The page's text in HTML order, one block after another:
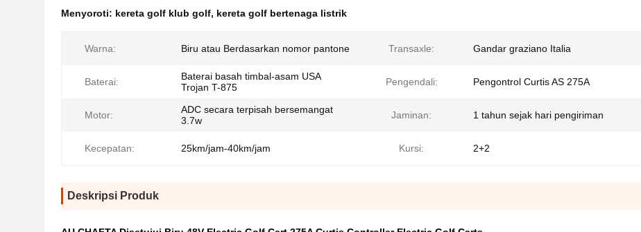
Menyoroti: kereta golf klub golf, kereta golf bertenaga listrik
Warna: Biru atau Berdasarkan nomor pantone Transaxle: Gandar graziano Italia
Baterai:
Baterai basah timbal-asam USA
Trojan T-875
Pengendali: Pengontrol Curtis AS 275A
Motor:
ADC secara terpisah bersemangat
3.7w
Jaminan: 1 tahun sejak hari pengiriman
Kecepatan: 25km/jam-40km/jam Kursi: 2+2
Deskripsi Produk